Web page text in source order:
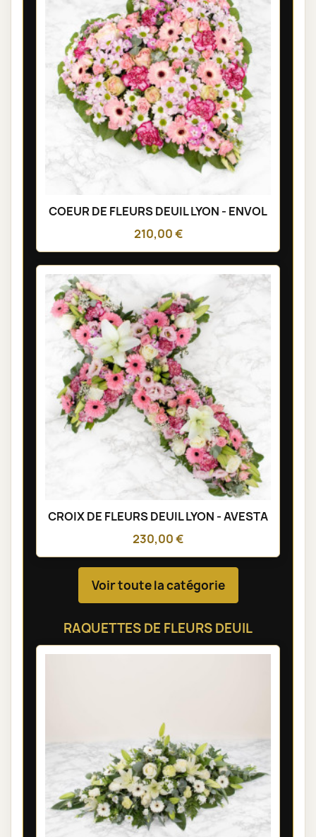
COEUR DE FLEURS DEUIL LYON - ENVOL
210,00 €
CROIX DE FLEURS DEUIL LYON - AVESTA
230,00 €
Voir toute la catégorie
RAQUETTES DE FLEURS DEUIL